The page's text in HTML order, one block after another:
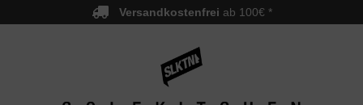
springen Versandkostenfrei ab 100€ *